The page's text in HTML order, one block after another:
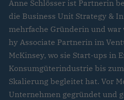
Anne Schlösser ist Partnerin
die Business Unit Strategy &
mehrfache Gründerin und
hy Associate Partnerin im
McKinsey, wo sie Start-ups in
Konsumgüterindustrie bis
Skalierung begleitet hat. Vor
Unternehmen gegründet und